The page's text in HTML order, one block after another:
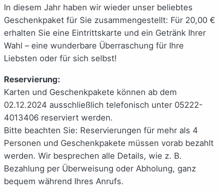
In diesem Jahr haben wir wieder unser beliebtes
Geschenkpaket für Sie zusammengestellt: Für 20,00 €
erhalten Sie eine Eintrittskarte und ein Getränk Ihrer
Wahl – eine wunderbare Überraschung für Ihre
Liebsten oder für sich selbst!
Reservierung:
Karten und Geschenkpakete können ab dem
02.12.2024 ausschließlich telefonisch unter 05222-
4013406 reserviert werden.
Bitte beachten Sie: Reservierungen für mehr als 4
Personen und Geschenkpakete müssen vorab bezahlt
werden. Wir besprechen alle Details, wie z. B.
Bezahlung per Überweisung oder Abholung, ganz
bequem während Ihres Anrufs.